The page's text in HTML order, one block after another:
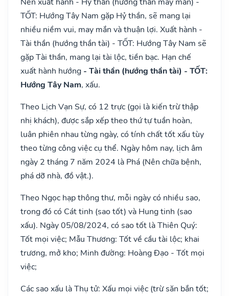
TỐT: Hướng Tây Nam gặp Hỷ thần, sẽ mang lại
nhiều niềm vui, may mắn và thuận lợi. Xuất hành -
Tài thần (hướng thần tài) - TỐT: Hướng Tây Nam sẽ
gặp Tài thần, mang lại tài lộc, tiền bạc. Hạn chế
xuất hành hướng - Tài thần (hướng thần tài) - TỐT:
Hướng Tây Nam, xấu.
Theo Lịch Vạn Sự, có 12 trực (gọi là kiến trừ thập
nhị khách), được sắp xếp theo thứ tự tuần hoàn,
luân phiên nhau từng ngày, có tính chất tốt xấu tùy
theo từng công việc cụ thể. Ngày hôm nay, lịch âm
ngày 2 tháng 7 năm 2024 là Phá (Nên chữa bệnh,
phá dỡ nhà, đồ vật.).
Theo Ngọc hạp thông thư, mỗi ngày có nhiều sao,
trong đó có Cát tinh (sao tốt) và Hung tinh (sao
xấu). Ngày 05/08/2024, có sao tốt là Thiên Quý:
Tốt mọi việc; Mẫu Thương: Tốt về cầu tài lộc; khai
trương, mở kho; Minh đường: Hoàng Đạo - Tốt mọi
việc;
Các sao xấu là Thụ tử: Xấu mọi việc (trừ săn bắn tốt;